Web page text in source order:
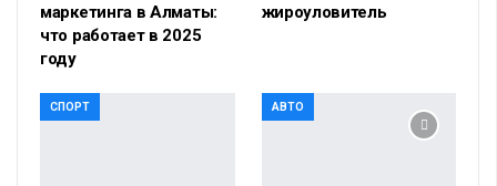
маркетинга в Алматы:
что работает в 2025
году
жироуловитель
СПОРТ АВТО